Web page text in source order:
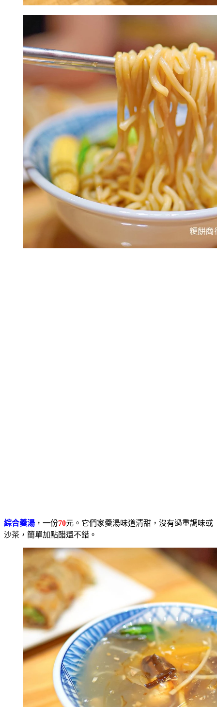
綜合羹湯 ，一份70元。它們家羹湯味道清甜，沒有過重調味或
沙茶，簡單加點醋還不錯。